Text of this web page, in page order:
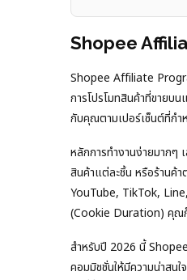
Shopee
Shopee Affiliate
การโปรโมทสินค้าที่ขายบ
กับคุณตามเปอร์เซ็นต์ที่กำ
หลักการทำงานง่ายมาก
สินค้าแต่ละชิ้น หรือร้านค้
YouTube, TikTok,
(Cookie Duration) คุณก็
สำหรับปี 2026 นี้
คอมมิชชั่นให้มีความน่าสน